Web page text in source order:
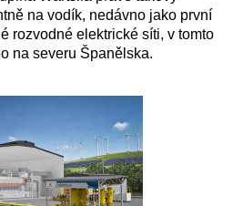
na vodík, nedávno jako první
rozvodné elektrické síti, v tomto
na severu Španělska.